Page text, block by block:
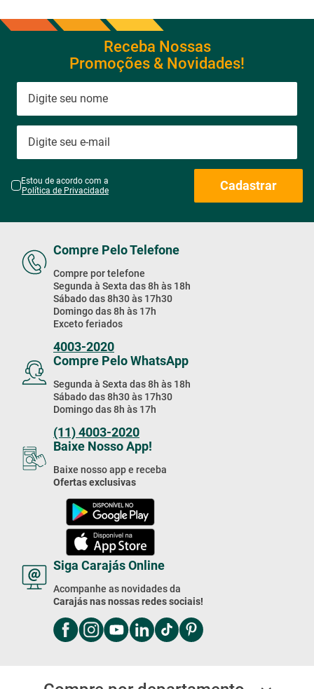
Receba Nossas
Promoções & Novidades!
Estou de acordo com a
Política de Privacidade
Cadastrar
Compre Pelo Telefone
Compre por telefone
Segunda à Sexta das 8h às 18h
Sábado das 8h30 às 17h30
Domingo das 8h às 17h
Exceto feriados
4003-2020
Compre Pelo WhatsApp
Segunda à Sexta das 8h às 18h
Sábado das 8h30 às 17h30
Domingo das 8h às 17h
(11) 4003-2020
Baixe Nosso App!
Baixe nosso app e receba
Ofertas exclusivas
Siga Carajás Online
Acompanhe as novidades da
Carajás nas nossas redes sociais!